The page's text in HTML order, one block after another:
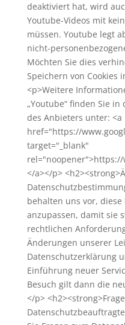
deaktiviert hat, wird
Youtube-Videos mit
müssen. Youtube legt
nicht-
Möchten Sie dies
Speichern von Cookies
<p>Weitere
„Youtube“ finden Sie
des Anbieters unter: <a
href="https://
target="_blank"
</a></p>
behalten uns vor,
anzupassen, damit sie
rechtlichen
Änderungen unserer
Datenschutzerklärung
Einführung neuer
Besuch gilt dann die
</p>